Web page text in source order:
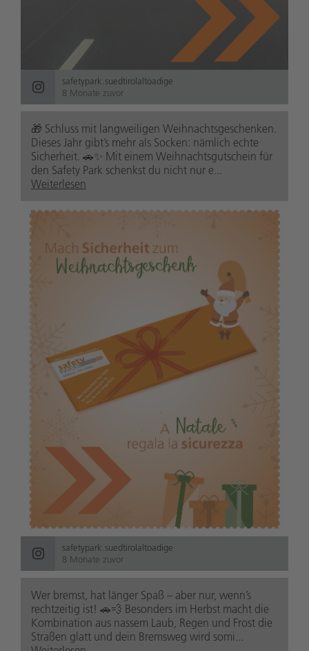
safetypark.suedtirolaltoadige
8 Monate zuvor
🎁 Schluss mit langweiligen Weihnachtsgeschenken.
Dieses Jahr gibt’s mehr als Socken: nämlich echte
Sicherheit. 🚗✨ Mit einem Weihnachtsgutschein für
den Safety Park schenkst du nicht nur e...
Weiterlesen
safetypark.suedtirolaltoadige
8 Monate zuvor
Wer bremst, hat länger Spaß – aber nur, wenn’s
rechtzeitig ist! 🚗💨 Besonders im Herbst macht die
Kombination aus nassem Laub, Regen und Frost die
Straßen glatt und dein Bremsweg wird somi...